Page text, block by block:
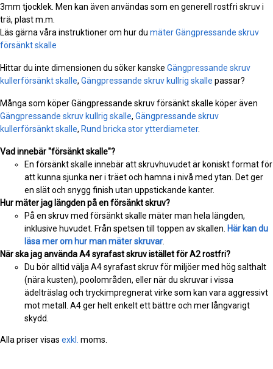
3mm tjocklek. Men kan även användas som en generell rostfri skruv i
trä, plast m.m.
Läs gärna våra instruktioner om hur du mäter Gängpressande skruv
försänkt skalle
Hittar du inte dimensionen du söker kanske Gängpressande skruv
kullerförsänkt skalle, Gängpressande skruv kullrig skalle passar?
Många som köper Gängpressande skruv försänkt skalle köper även
Gängpressande skruv kullrig skalle, Gängpressande skruv
kullerförsänkt skalle, Rund bricka stor ytterdiameter.
Vad innebär "försänkt skalle"?
En försänkt skalle innebär att skruvhuvudet är koniskt format för
att kunna sjunka ner i träet och hamna i nivå med ytan. Det ger
en slät och snygg finish utan uppstickande kanter.
Hur mäter jag längden på en försänkt skruv?
På en skruv med försänkt skalle mäter man hela längden,
inklusive huvudet. Från spetsen till toppen av skallen. Här kan du
läsa mer om hur man mäter skruvar
När ska jag använda A4 syrafast skruv istället för A2 rostfri?
Du bör alltid välja A4 syrafast skruv för miljöer med hög salthalt
(nära kusten), poolområden, eller när du skruvar i vissa
ädelträslag och tryckimpregnerat virke som kan vara aggressivt
mot metall. A4 ger helt enkelt ett bättre och mer långvarigt
skydd.
Alla priser visas exkl. moms.